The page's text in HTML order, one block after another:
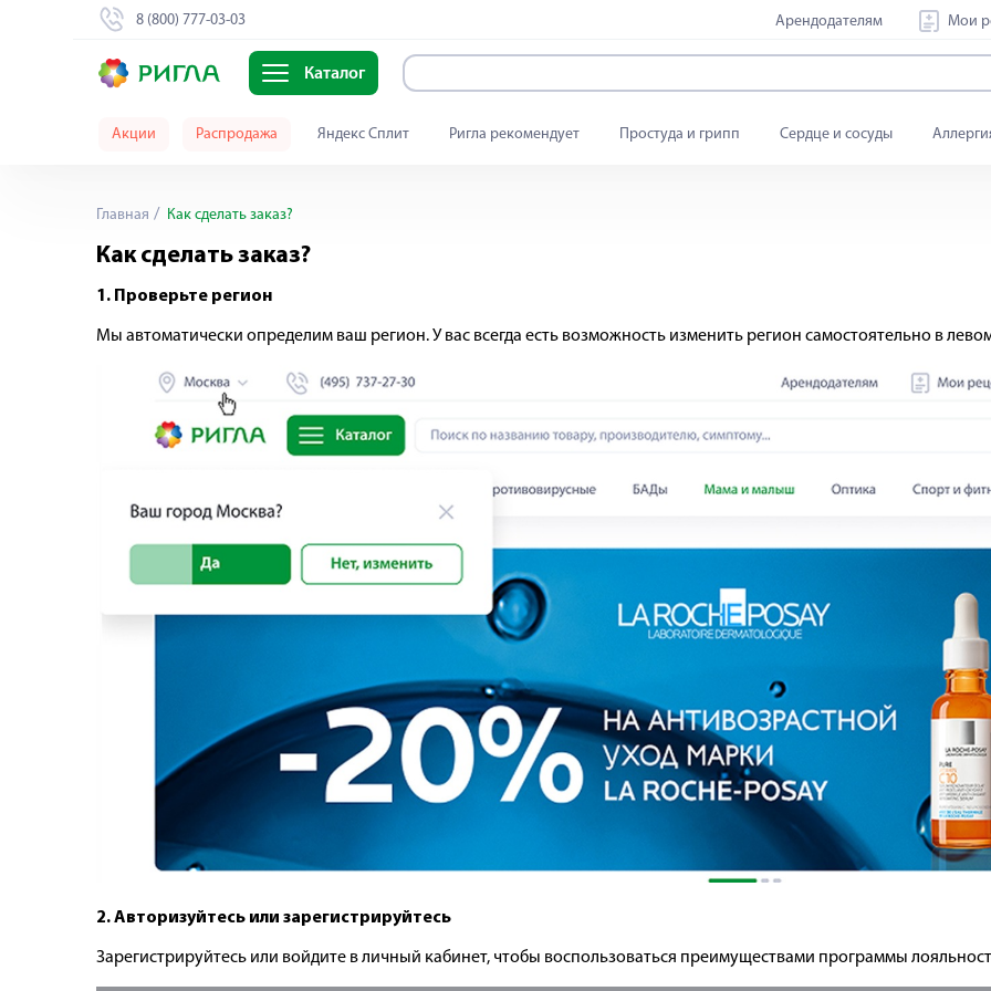
8 (800) 777-03-03 Арендодателям Мои
Каталог
Акции Распродажа Яндекс Сплит Ригла рекомендует Простуда и грипп Сердце и сосуды
Главная Как сделать заказ?
Как сделать заказ?
1. Проверьте регион
Мы автоматически определим ваш регион. У вас всегда есть возможность изменить регион самостоятельно в
2. Авторизуйтесь или зарегистрируйтесь
Зарегистрируйтесь или войдите в личный кабинет, чтобы воспользоваться преимуществами программы